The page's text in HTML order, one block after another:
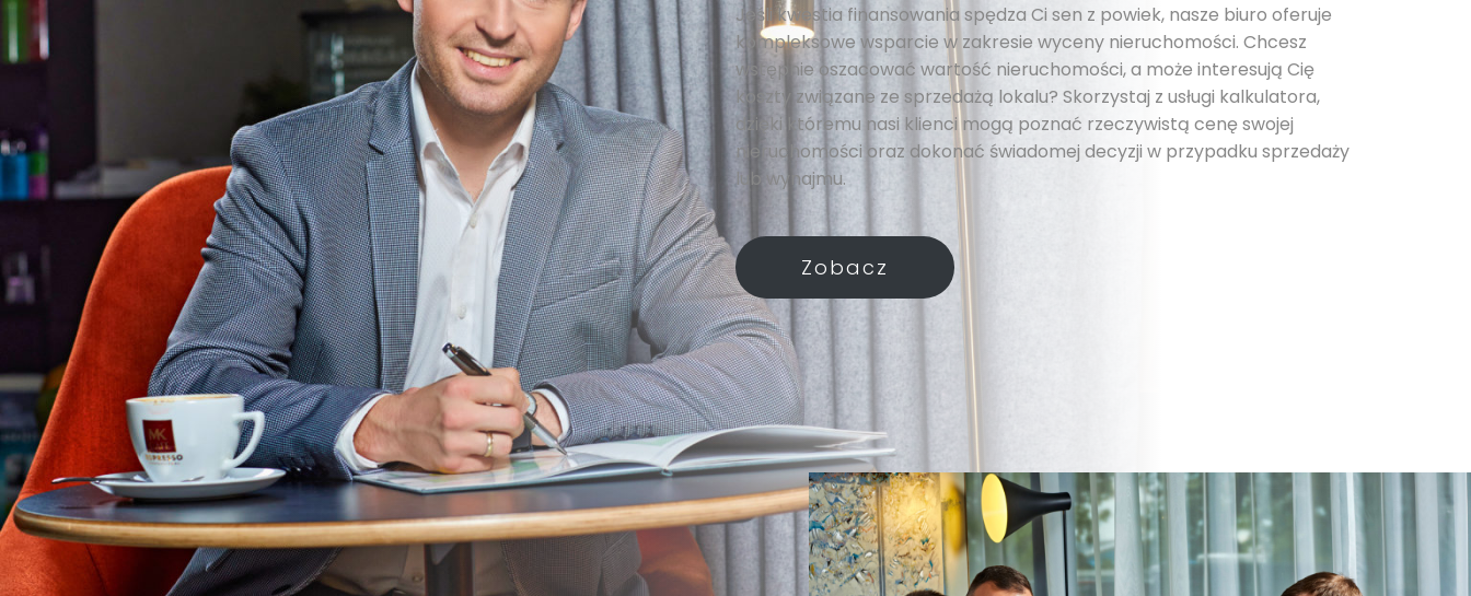
Jeśli kwestia finansowania spędza Ci sen z powiek, nasze biuro oferuje
kompleksowe wsparcie w zakresie wyceny nieruchomości. Chcesz
wstępnie oszacować wartość nieruchomości, a może interesują Cię
koszty związane ze sprzedażą lokalu? Skorzystaj z usługi kalkulatora,
dzięki któremu nasi klienci mogą poznać rzeczywistą cenę swojej
nieruchomości oraz dokonać świadomej decyzji w przypadku sprzedaży
lub wynajmu.
Zobacz